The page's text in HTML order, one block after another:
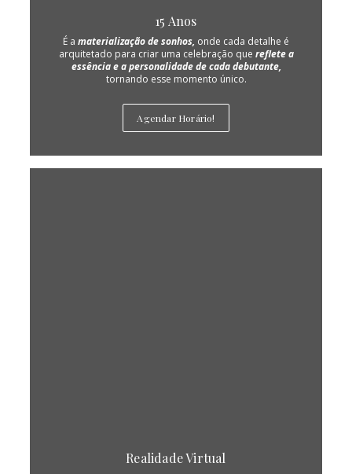
15 Anos
É a materialização de sonhos, onde cada detalhe é
arquitetado para criar uma celebração que reflete a
essência e a personalidade de cada debutante,
tornando esse momento único.
Agendar Horário!
Realidade Virtual